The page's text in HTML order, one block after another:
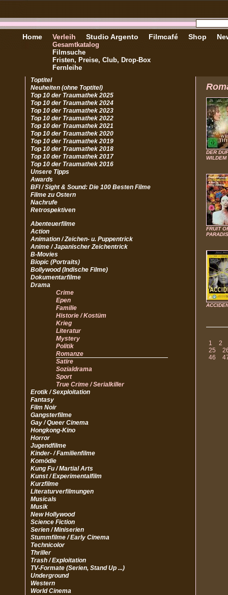
Home Verleih
Gesamtkatalog
Filmsuche
Fristen, Preise, Club, Drop-Box
Fernleihe
Studio Argento Filmcafé Shop
Toptitel
Neuheiten (ohne Toptitel)
Top 10 der Traumathek 2025
Top 10 der Traumathek 2024
Top 10 der Traumathek 2023
Top 10 der Traumathek 2022
Top 10 der Traumathek 2021
Top 10 der Traumathek 2020
Top 10 der Traumathek 2019
Top 10 der Traumathek 2018
Top 10 der Traumathek 2017
Top 10 der Traumathek 2016
Unsere Tipps
Awards
BFI / Sight & Sound: Die 100 Besten Filme
Filme zu Ostern
Nachrufe
Retrospektiven
Abenteuerfilme
Action
Animation / Zeichen- u. Puppentrick
Anime / Japanischer Zeichentrick
B-Movies
Biopic (Portraits)
Bollywood (Indische Filme)
Dokumentarfilme
Drama
Crime
Epen
Familie
Historie / Kostüm
Krieg
Literatur
Mystery
Politik
Romanze
Satire
Sozialdrama
Sport
True Crime / Serialkiller
Erotik / Sexploitation
Fantasy
Film Noir
Gangsterfilme
Gay / Queer Cinema
Hongkong-Kino
Horror
Jugendfilme
Kinder- / Familienfilme
Komödie
Kung Fu / Martial Arts
Kunst / Experimentalfilm
Kurzfilme
Literaturverfilmungen
Musicals
Musik
New Hollywood
Science Fiction
Serien / Miniserien
Stummfilme / Early Cinema
Technicolor
Thriller
Trash / Exploitation
TV-Formate (Serien, Stand Up ...)
Underground
Western
World Cinema
DER
WILDEM
FRUIT
1
2
25
46